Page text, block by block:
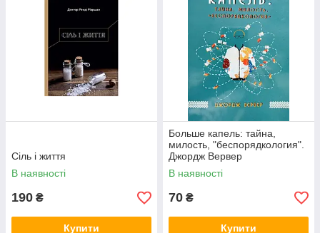
Сіль і життя
В наявності
190 ₴
Купити
Больше капель: тайна,
милость, "беспорядкология".
Джордж Вервер
В наявності
70 ₴
Купити